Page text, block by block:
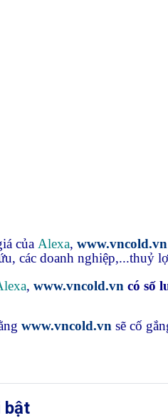
của Alexa, www.vncold.vn
các doanh nghiệp,...thuỷ
, www.vncold.vn có số
www.vncold.vn sẽ cố
bật